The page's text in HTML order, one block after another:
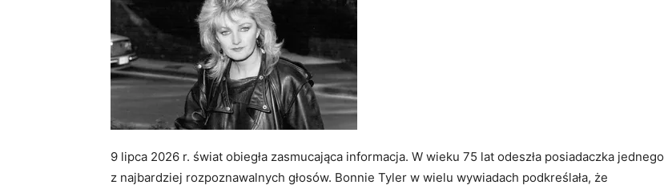
9 lipca 2026 r. świat obiegła zasmucająca informacja. W wieku 75 lat odeszła posiadaczka jednego
z najbardziej rozpoznawalnych głosów. Bonnie Tyler w wielu wywiadach podkreślała, że